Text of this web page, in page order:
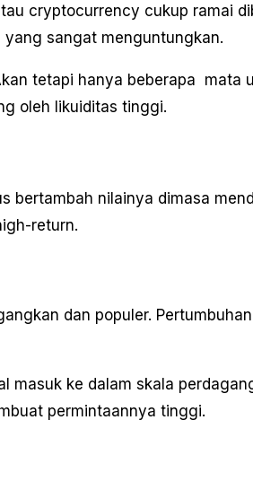
cryptocurrency cukup ramai
sangat menguntungkan.
tetapi hanya beberapa mata
oleh likuiditas tinggi.
bertambah nilainya dimasa
return.
dan populer.
masuk ke dalam skala
permintaannya tinggi.